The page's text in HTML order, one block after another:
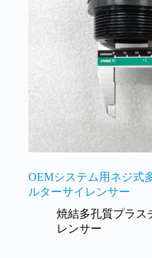
OEMシステム用ネジ式
ルターサイレンサー
焼結多孔質プラス
レンサー